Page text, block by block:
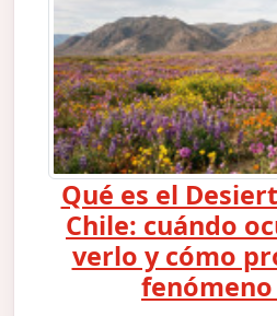
Qué es el
Chile: cuándo
verlo y cómo